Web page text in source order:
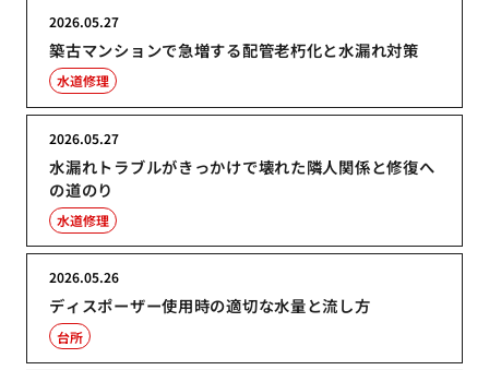
築古マンションで急増する配管老朽化と水漏れ対策
2026.05.27
水道修理
水漏れトラブルがきっかけで壊れた隣人関係と修復へ
の道のり
2026.05.27
水道修理
ディスポーザー使用時の適切な水量と流し方
2026.05.26
台所